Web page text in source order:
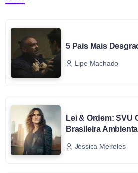
5 Pais Mais
Lipe Machado
Lei & Ordem: SVU
Brasileira
Jéssica Meireles